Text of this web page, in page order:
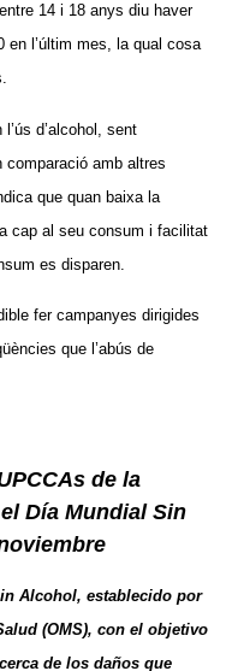
14 i 18 anys diu haver
en l’últim mes, la qual cosa
d’alcohol, sent
amb altres
que quan baixa la
cap al seu consum i facilitat
es disparen.
fer campanyes dirigides
que l’abús de
de la
Día Mundial Sin
Alcohol, establecido por
(OMS), con el objetivo
de los daños que